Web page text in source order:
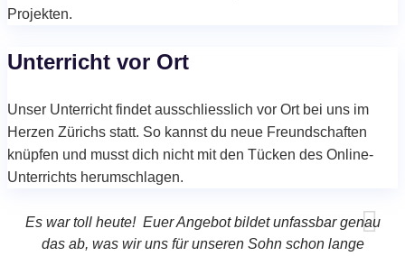
Projekten.
Unterricht vor Ort
Unser Unterricht findet ausschliesslich vor Ort bei uns im
Herzen Zürichs statt. So kannst du neue Freundschaften
knüpfen und musst dich nicht mit den Tücken des Online-
Unterrichts herumschlagen.
Es war toll heute! Euer Angebot bildet unfassbar genau
das ab, was wir uns für unseren Sohn schon lange